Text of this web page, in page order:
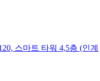
스마트 타워 4,5층 (인계